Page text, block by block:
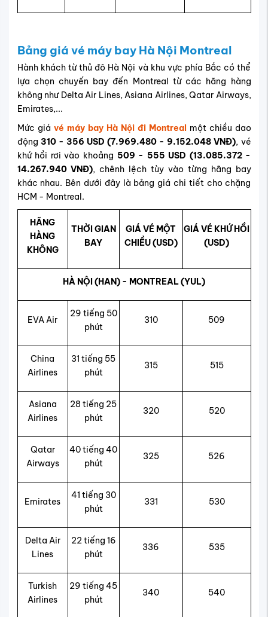
Bảng giá vé máy bay Hà Nội Montreal
Hành khách từ thủ đô Hà Nội và khu vực phía Bắc có thể
lựa chọn chuyến bay đến Montreal từ các hãng hàng
không như Delta Air Lines, Asiana Airlines, Qatar Airways,
Emirates,...
Mức giá vé máy bay Hà Nội đi Montreal một chiều dao
động 310 - 356 USD (7.969.480 - 9.152.048 VNĐ), vé
khứ hồi rơi vào khoảng 509 - 555 USD (13.085.372 -
14.267.940 VNĐ), chênh lệch tùy vào từng hãng bay
khác nhau. Bên dưới đây là bảng giá chi tiết cho chặng
HCM - Montreal.
HÃNG
HÀNG
KHÔNG
THỜI GIAN
BAY
GIÁ VÉ MỘT
CHIỀU (USD)
GIÁ VÉ KHỨ HỒI
(USD)
HÀ NỘI (HAN) - MONTREAL (YUL)
EVA Air
29 tiếng 50
phút
310 509
China
Airlines
31 tiếng 55
phút
315 515
Asiana
Airlines
28 tiếng 25
phút
320 520
Qatar
Airways
40 tiếng 40
phút
325 526
Emirates
41 tiếng 30
phút
331 530
Delta Air
Lines
22 tiếng 16
phút
336 535
Turkish
Airlines
29 tiếng 45
phút
340 540